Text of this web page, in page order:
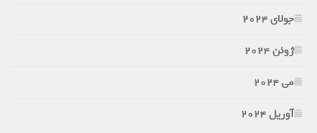
جولای 2024
ژوئن 2024
می 2024
آوریل 2024